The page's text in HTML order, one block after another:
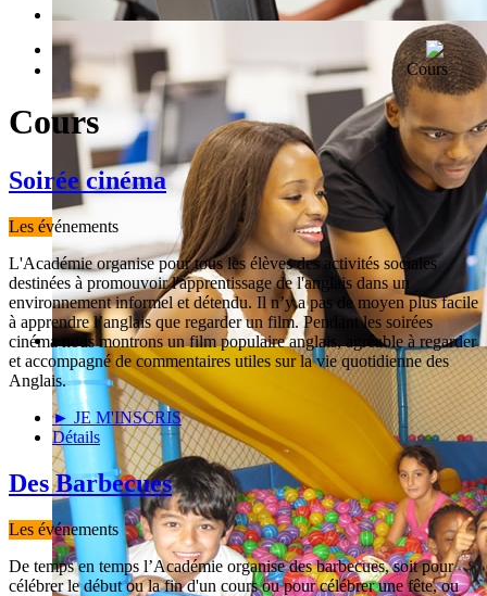
RECHERCHE RAPIDE DE COURS
JE M'INSCRIS
Cours
Cours
Soirée cinéma
Les événements
L'Académie organise pour tous les élèves des activités sociales
destinées à promouvoir l'apprentissage de l'anglais dans un
environnement informel et détendu. Il n’y a pas de moyen plus facile
à apprendre l’anglais que regarder un film. Pendant les soirées
cinéma nous montrons un film populaire anglais, agréable à regarder
et accompagné de commentaires utiles sur la vie quotidienne des
Anglais.
► JE M'INSCRIS
Détails
Des Barbecues
Les événements
De temps en temps l’Académie organise des barbecues, soit pour
célébrer le début ou la fin d'un cours ou pour célébrer une fête, ou